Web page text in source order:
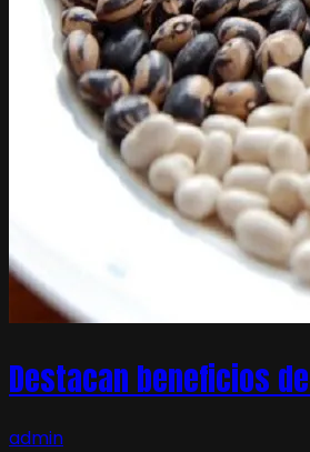
Destacan beneficios
admin